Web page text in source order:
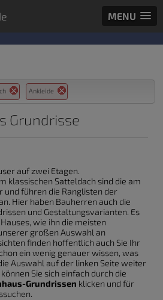
MENU
Ankleide
Grundrisse
auf zwei Etagen.
klassischen Satteldach sind die am
und führen die Ranglisten der
Hier haben Bauherren auch die
und Gestaltungsvarianten. Es
wie ihn die meisten
großen Auswahl an
finden hoffentlich auch Sie Ihr
ein wenig genauer wissen, was
Auswahl auf der linken Seite weiter
Sie sich einfach durch die
Grundrissen klicken und für